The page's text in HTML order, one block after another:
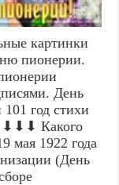
картинки
пионерии.
День
год стихи
⬇⬇⬇ Какого
мая 1922 года
(День